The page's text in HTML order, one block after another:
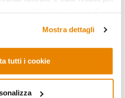
Mostra dettagli
tutti i cookie
provenienti
a integrarsi. L’estate
rivolta in
musulmane,
fino ai sei anni di